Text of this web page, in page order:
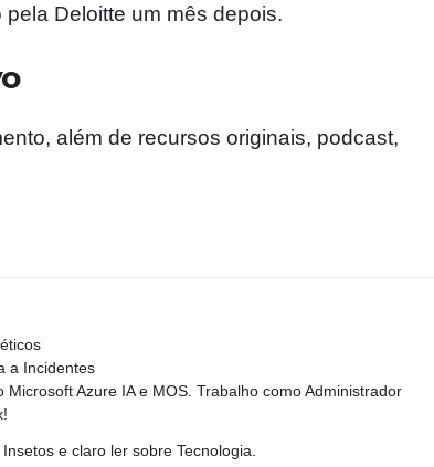
pela Deloitte um mês depois.
além de recursos originais, podcast,
a Incidentes
Azure IA e MOS. Trabalho como Administrador
e claro ler sobre Tecnologia.